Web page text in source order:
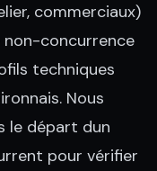
commerciaux)
non-concurrence
techniques
Nous
le départ dun
pour vérifier